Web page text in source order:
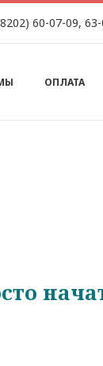
60-07-09,
ОПЛАТА